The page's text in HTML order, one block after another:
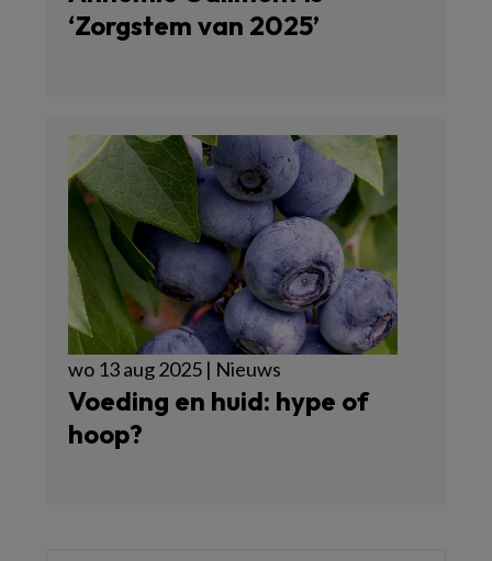
‘Zorgstem van 2025’
wo 13 aug 2025 | Nieuws
Voeding en huid: hype of
hoop?